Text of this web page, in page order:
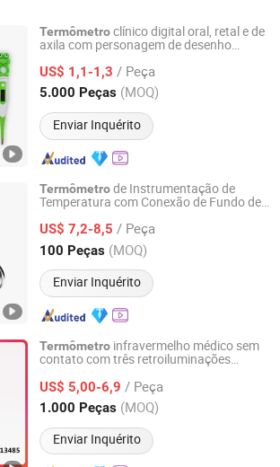
Termômetroclínico digital oral, retal e de
axila com personagem de desenho
US$ 1,1-1,3 / Peça
5.000 Peças (MOQ)
Enviar Inquérito
Industrial Co., Ltd
Desde 2023
Termômetrode Instrumentação de
Temperatura com Conexão de Fundo de
US$ 7,2-8,5 / Peça
100 Peças (MOQ)
Enviar Inquérito
Industrial Co., Ltd.
Desde 2023
Termômetro infravermelho médico sem
contato com três retroiluminações
US$ 5,00-6,9 / Peça
1.000 Peças (MOQ)
Enviar Inquérito
Science & Technology Co., Ltd.
Desde 2020